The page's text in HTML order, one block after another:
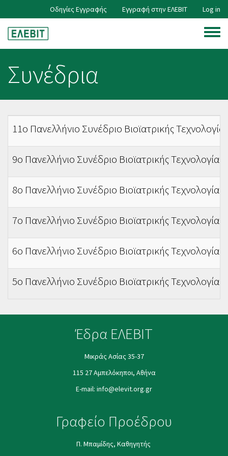
to
main
content
User
account
menu
Οδηγίες Εγγραφής Εγγραφή στην ΕΛΕΒΙΤ Log in
Toggle
menu
Συνέδρια
11ο Πανελλήνιο Συνέδριο Βιοϊατρικής Τεχνολογίας
9ο Πανελλήνιο Συνέδριο Βιοϊατρικής Τεχνολογίας
8ο Πανελλήνιο Συνέδριο Βιοϊατρικής Τεχνολογίας
7ο Πανελλήνιο Συνέδριο Βιοϊατρικής Τεχνολογίας
6ο Πανελλήνιο Συνέδριο Βιοϊατρικής Τεχνολογίας
5ο Πανελλήνιο Συνέδριο Βιοϊατρικής Τεχνολογίας
Έδρα ΕΛΕΒΙΤ
Μικράς Ασίας 35-37
115 27 Αμπελόκηποι, Αθήνα
E-mail: info@elevit.org.gr
Γραφείο Προέδρου
Π. Μπαμίδης, Καθηγητής